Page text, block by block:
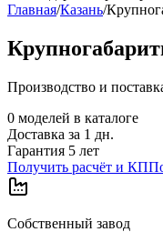
Главная/Казань/
Производство и
0 моделей в каталоге
Доставка за 1 дн.
Гарантия 5 лет
Получить расчёт и КП
Собственный завод